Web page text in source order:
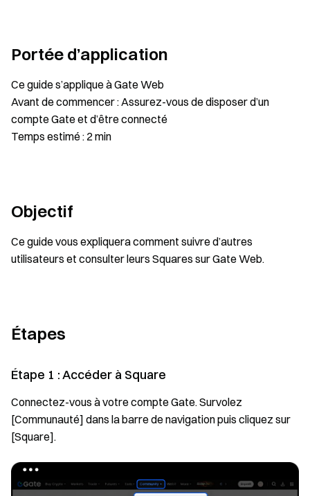
Portée d’application
Ce guide s’applique à Gate Web
Avant de commencer : Assurez-vous de disposer d’un
compte Gate et d’être connecté
Temps estimé : 2 min
Objectif
Ce guide vous expliquera comment suivre d’autres
utilisateurs et consulter leurs Squares sur Gate Web.
Étapes
Étape 1 : Accéder à Square
Connectez-vous à votre compte Gate. Survolez
[Communauté] dans la barre de navigation puis cliquez sur
[Square].